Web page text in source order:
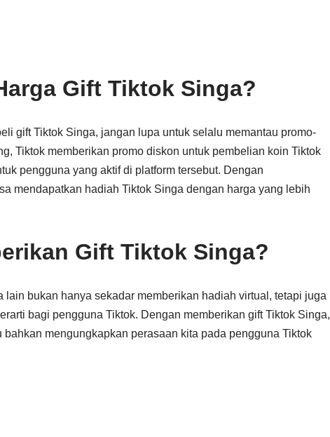
Gift Tiktok Singa?
gift Tiktok Singa, jangan lupa untuk selalu memantau promo-
Tiktok memberikan promo diskon untuk pembelian koin Tiktok
pengguna yang aktif di platform tersebut. Dengan
mendapatkan hadiah Tiktok Singa dengan harga yang lebih
Gift Tiktok Singa?
lain bukan hanya sekadar memberikan hadiah virtual, tetapi juga
bagi pengguna Tiktok. Dengan memberikan gift Tiktok Singa,
mengungkapkan perasaan kita pada pengguna Tiktok